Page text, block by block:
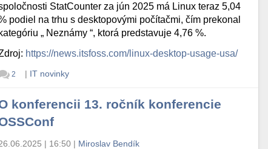
StatCounter za jún 2025 má Linux teraz 5,04
podiel na trhu s desktopovými počítačmi, čím prekonal
kategóriu „ Neznámy “, ktorá predstavuje 4,76 %.
https://news.itsfoss.com/linux-desktop-usage-usa/
2 | IT novinky
konferencii 13. ročník konferencie
| 16:50 | Miroslav Bendík